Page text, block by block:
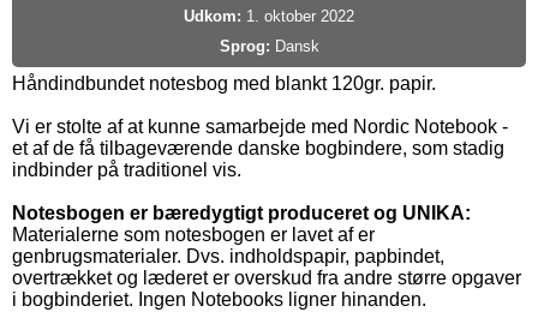
Udkom: 1. oktober 2022
Sprog: Dansk
Håndindbundet notesbog med blankt 120gr. papir.
Vi er stolte af at kunne samarbejde med Nordic Notebook -
et af de få tilbageværende danske bogbindere, som stadig
indbinder på traditionel vis.
Notesbogen er bæredygtigt produceret og UNIKA:
Materialerne som notesbogen er lavet af er
genbrugsmaterialer. Dvs. indholdspapir, papbindet,
overtrækket og læderet er overskud fra andre større opgaver
i bogbinderiet. Ingen Notebooks ligner hinanden.